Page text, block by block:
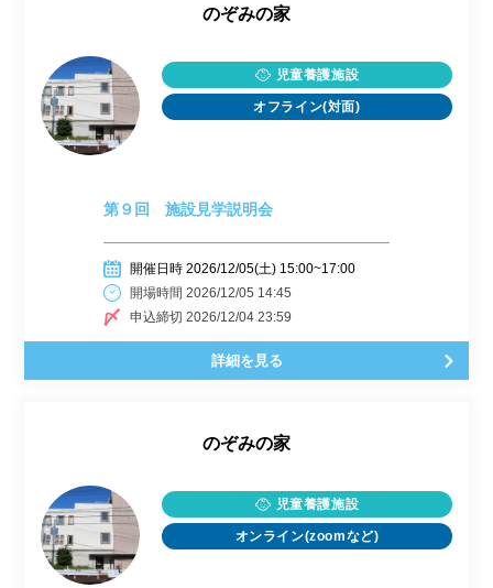
のぞみの家
児童養護施設
オフライン(対面)
第９回 施設見学説明会
開催日時 2026/12/05(土) 15:00~17:00
開場時間 2026/12/05 14:45
申込締切 2026/12/04 23:59
詳細を見る
のぞみの家
児童養護施設
オンライン(zoomなど)